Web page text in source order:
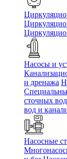
Насосы и
и дренажа
сточных
вод и
Насосные